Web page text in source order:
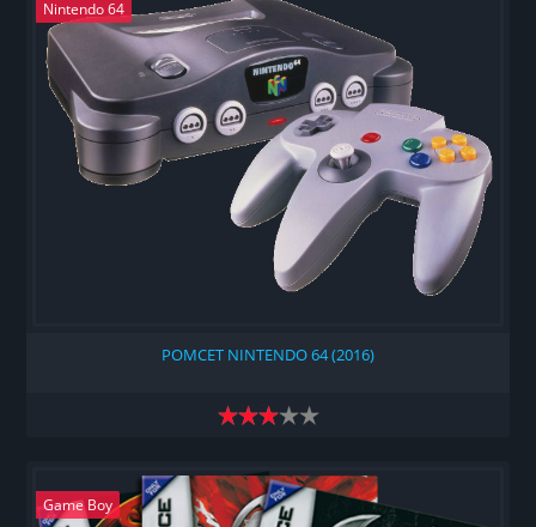
Nintendo 64
РОМСЕТ NINTENDO 64 (2016)
Game Boy